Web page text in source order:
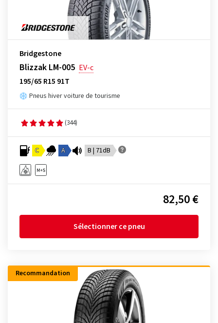
Bridgestone
Blizzak LM-005 EV-c
195/65 R15 91T
Pneus hiver voiture de tourisme
(344)
C A B | 71dB
82,50 €
Sélectionner ce pneu
Recommandation